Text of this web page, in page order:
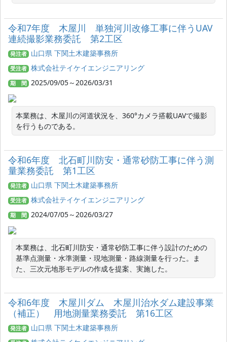
令和7年度 木屋川 単独河川改修工事に伴うUAV
連続撮影業務委託 第2工区
発注者 山口県 下関土木建築事務所
受注者 株式会社テイケイエンジニアリング
期 間 2025/09/05～2026/03/31
本業務は、木屋川の河道状況を、360°カメラ搭載UAVで撮影
を行うものである。
令和6年度 北石町川防安・通常砂防工事に伴う測
量業務委託 第1工区
発注者 山口県 下関土木建築事務所
受注者 株式会社テイケイエンジニアリング
期 間 2024/07/05～2026/03/27
本業務は、北石町川防安・通常砂防工事に伴う設計のための
基準点測量・水準測量・現地測量・路線測量を行った。ま
た、三次元地形モデルの作成を提案、実施した。
令和6年度 木屋川ダム 木屋川治水ダム建設事業
（補正） 用地測量業務委託 第16工区
発注者 山口県 下関土木建築事務所